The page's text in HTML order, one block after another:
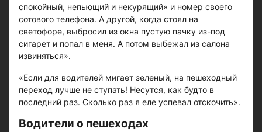
спокойный, непьющий и некурящий» и номер своего
сотового телефона. А другой, когда стоял на
светофоре, выбросил из окна пустую пачку из-под
сигарет и попал в меня. А потом выбежал из салона
извиняться».
«Если для водителей мигает зеленый, на пешеходный
переход лучше не ступать! Несутся, как будто в
последний раз. Сколько раз я еле успевал отскочить».
Водители о пешеходах